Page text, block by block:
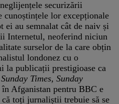
securizării
cunoștințele lor excepționale
ei au semnalat cât de naiv și
Internetul, neoferind niciun
surselor de la care obțin
londonez cu o
la publicații prestigioase ca
Times, Sunday
în Afganistan pentru BBC e
toți jurnaliștii trebuie să se